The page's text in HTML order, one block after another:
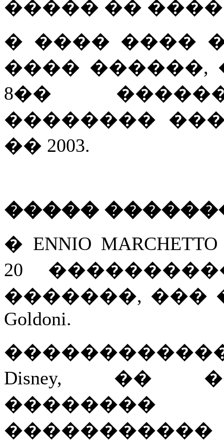
����� ��
� ���� ����
���� ������,
8��
��������
�� 2003.
�����
� ENNIO
20
�������, ���
Goldoni.
������������
Disney, ��
�����������